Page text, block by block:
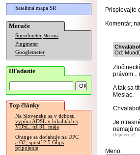
Satelitná mapa SR
Merače
Speedmeter Merania
Pingmeter
Googlemeter
Hľadanie
Top články
Na Slovensku sa v tichosti
vypína ADSL v lokalitách s
VDSL, už 31. mája
Orange sa doťahuje na UPC
a O2, spustí 2.5 Gbps
pripojenie
Prispievajte
Komentár,
Od:
právom...
A tak sa
Mesiac.
Je
nemajú
Odpovedať
Meno: